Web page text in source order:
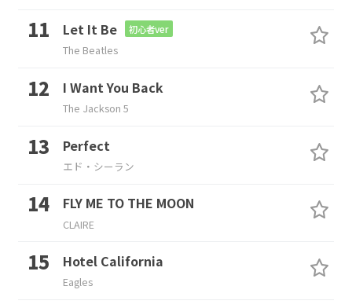
Let It Be 初心者ver
The Beatles
I Want You Back
The Jackson 5
Perfect
エド・シーラン
FLY ME TO THE MOON
CLAIRE
Hotel California
Eagles